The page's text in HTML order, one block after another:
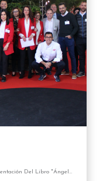
Del Libro "Ángel…